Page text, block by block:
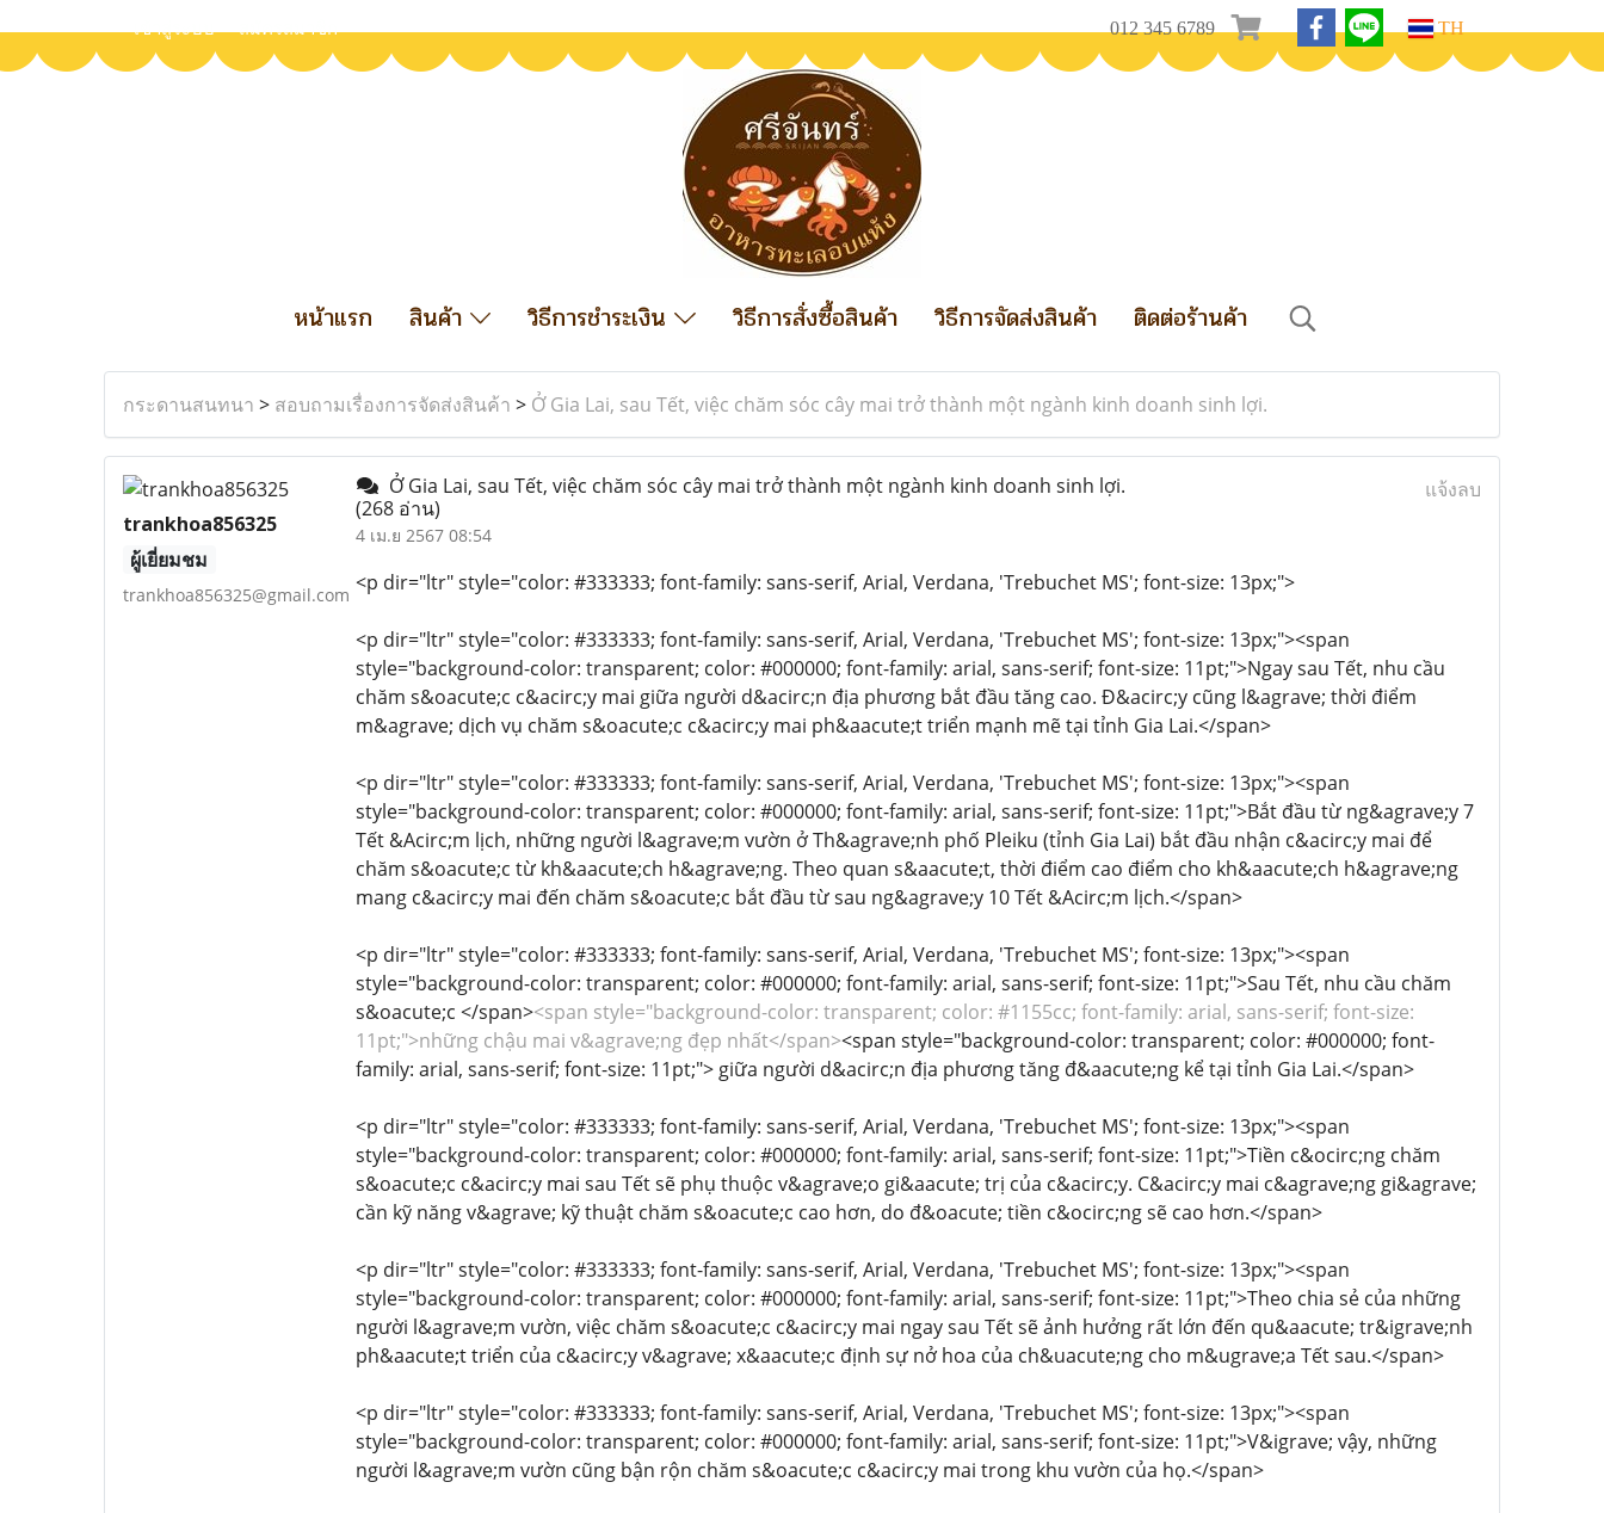
เข้าสู่ระบบ สมัครสมาชิก 012 345 6789 TH
หน้าแรก สินค้า วิธีการชำระเงิน วิธีการสั่งซื้อสินค้า วิธีการจัดส่งสินค้า ติดต่อร้านค้า
กระดานสนทนา > สอบถามเรื่องการจัดส่งสินค้า > Ở Gia Lai, sau Tết, việc chăm sóc cây mai trở thành một ngành kinh doanh sinh lợi.
trankhoa856325
ผู้เยี่ยมชม
trankhoa856325@gmail.com
Ở Gia Lai, sau Tết, việc chăm sóc cây mai trở thành một ngành kinh doanh sinh lợi.
(268 อ่าน)
4 เม.ย 2567 08:54
แจ้งลบ
<p dir="ltr" style="color: #333333; font-family: sans-serif, Arial, Verdana, 'Trebuchet MS'; font-size: 13px;">
<p dir="ltr" style="color: #333333; font-family: sans-serif, Arial, Verdana, 'Trebuchet MS'; font-size: 13px;"><span
style="background-color: transparent; color: #000000; font-family: arial, sans-serif; font-size: 11pt;">Ngay sau Tết, nhu cầu
chăm s&oacute;c c&acirc;y mai giữa người d&acirc;n địa phương bắt đầu tăng cao. Đ&acirc;y cũng l&agrave; thời điểm
m&agrave; dịch vụ chăm s&oacute;c c&acirc;y mai ph&aacute;t triển mạnh mẽ tại tỉnh Gia Lai.</span>
<p dir="ltr" style="color: #333333; font-family: sans-serif, Arial, Verdana, 'Trebuchet MS'; font-size: 13px;"><span
style="background-color: transparent; color: #000000; font-family: arial, sans-serif; font-size: 11pt;">Bắt đầu từ ng&agrave;y 7
Tết &Acirc;m lịch, những người l&agrave;m vườn ở Th&agrave;nh phố Pleiku (tỉnh Gia Lai) bắt đầu nhận c&acirc;y mai để
chăm s&oacute;c từ kh&aacute;ch h&agrave;ng. Theo quan s&aacute;t, thời điểm cao điểm cho kh&aacute;ch h&agrave;ng
mang c&acirc;y mai đến chăm s&oacute;c bắt đầu từ sau ng&agrave;y 10 Tết &Acirc;m lịch.</span>
<p dir="ltr" style="color: #333333; font-family: sans-serif, Arial, Verdana, 'Trebuchet MS'; font-size: 13px;"><span
style="background-color: transparent; color: #000000; font-family: arial, sans-serif; font-size: 11pt;">Sau Tết, nhu cầu chăm
s&oacute;c </span><span style="background-color: transparent; color: #1155cc; font-family: arial, sans-serif; font-size:
11pt;">những chậu mai v&agrave;ng đẹp nhất</span><span style="background-color: transparent; color: #000000; font-
family: arial, sans-serif; font-size: 11pt;"> giữa người d&acirc;n địa phương tăng đ&aacute;ng kể tại tỉnh Gia Lai.</span>
<p dir="ltr" style="color: #333333; font-family: sans-serif, Arial, Verdana, 'Trebuchet MS'; font-size: 13px;"><span
style="background-color: transparent; color: #000000; font-family: arial, sans-serif; font-size: 11pt;">Tiền c&ocirc;ng chăm
s&oacute;c c&acirc;y mai sau Tết sẽ phụ thuộc v&agrave;o gi&aacute; trị của c&acirc;y. C&acirc;y mai c&agrave;ng gi&agrave;
cần kỹ năng v&agrave; kỹ thuật chăm s&oacute;c cao hơn, do đ&oacute; tiền c&ocirc;ng sẽ cao hơn.</span>
<p dir="ltr" style="color: #333333; font-family: sans-serif, Arial, Verdana, 'Trebuchet MS'; font-size: 13px;"><span
style="background-color: transparent; color: #000000; font-family: arial, sans-serif; font-size: 11pt;">Theo chia sẻ của những
người l&agrave;m vườn, việc chăm s&oacute;c c&acirc;y mai ngay sau Tết sẽ ảnh hưởng rất lớn đến qu&aacute; tr&igrave;nh
ph&aacute;t triển của c&acirc;y v&agrave; x&aacute;c định sự nở hoa của ch&uacute;ng cho m&ugrave;a Tết sau.</span>
<p dir="ltr" style="color: #333333; font-family: sans-serif, Arial, Verdana, 'Trebuchet MS'; font-size: 13px;"><span
style="background-color: transparent; color: #000000; font-family: arial, sans-serif; font-size: 11pt;">V&igrave; vậy, những
người l&agrave;m vườn cũng bận rộn chăm s&oacute;c c&acirc;y mai trong khu vườn của họ.</span>